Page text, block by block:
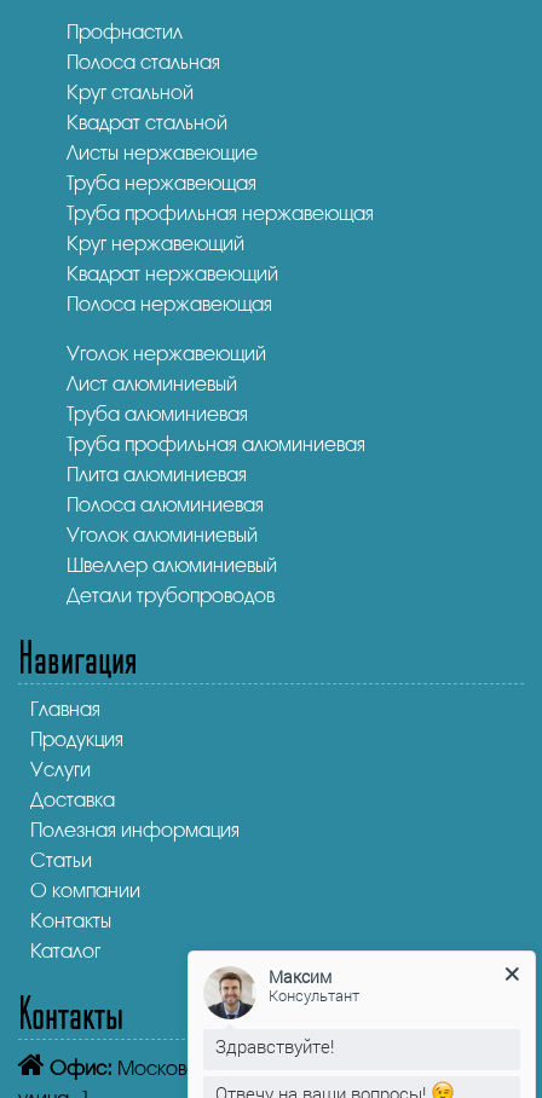
Профнастил
Полоса стальная
Круг стальной
Квадрат стальной
Листы нержавеющие
Труба нержавеющая
Труба профильная нержавеющая
Круг нержавеющий
Квадрат нержавеющий
Полоса нержавеющая
Уголок нержавеющий
Лист алюминиевый
Труба алюминиевая
Труба профильная алюминиевая
Плита алюминиевая
Полоса алюминиевая
Уголок алюминиевый
Швеллер алюминиевый
Детали трубопроводов
Навигация
Главная
Продукция
Услуги
Доставка
Полезная информация
Статьи
О компании
Контакты
Каталог
Контакты
Офис: Московская область, Истра, Пролетарская
Максим
Консультант
Здравствуйте!